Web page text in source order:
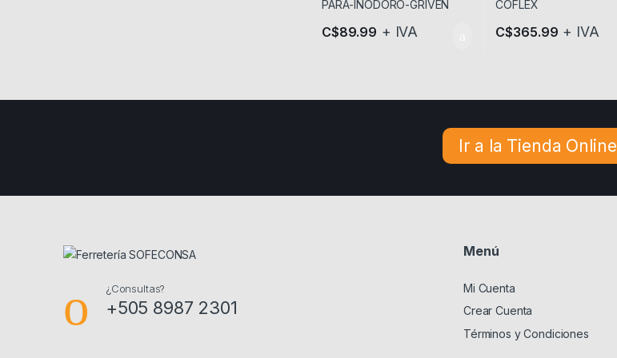
C$89.99 + IVA C$365.99 + IVA
Ir a la Tienda Online
¿Consultas?
+505 8987 2301
Menú
Mi Cuenta
Crear Cuenta
Términos y Condiciones